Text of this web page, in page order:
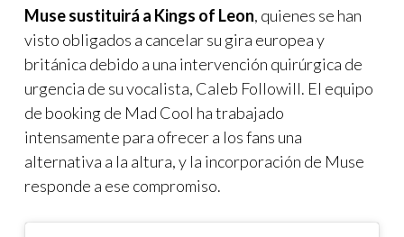
Musesustituirá a Kings of Leon, quienes se han
visto obligados a cancelar su gira europea y
británica debido a una intervención quirúrgica de
urgencia de su vocalista, Caleb Followill. El equipo
de booking de Mad Cool ha trabajado
intensamente para ofrecer a los fans una
alternativa a la altura, y la incorporación de Muse
responde a ese compromiso.